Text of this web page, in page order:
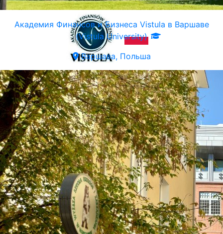
Академия Финансов и Бизнеса Vistula в Варшаве
(Vistula University)
Варшава, Польша